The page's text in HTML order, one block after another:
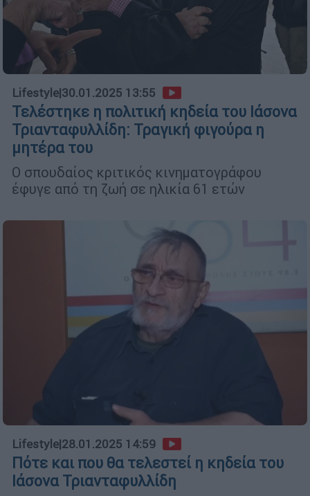
Lifestyle|30.01.2025 13:55
Τελέστηκε η πολιτική κηδεία του Ιάσονα
Τριανταφυλλίδη: Τραγική φιγούρα η
μητέρα του
Ο σπουδαίος κριτικός κινηματογράφου
έφυγε από τη ζωή σε ηλικία 61 ετών
Lifestyle|28.01.2025 14:59
Πότε και που θα τελεστεί η κηδεία του
Ιάσονα Τριανταφυλλίδη